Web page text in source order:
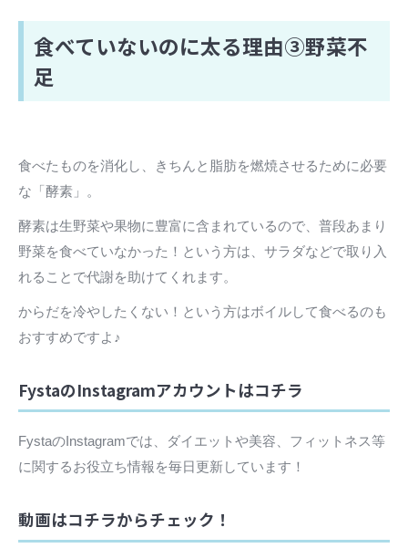
食べていないのに太る理由③野菜不
足
食べたものを消化し、きちんと脂肪を燃焼させるために必要
な「酵素」。
酵素は生野菜や果物に豊富に含まれているので、普段あまり
野菜を食べていなかった！という方は、サラダなどで取り入
れることで代謝を助けてくれます。
からだを冷やしたくない！という方はボイルして食べるのも
おすすめですよ♪
FystaのInstagramアカウントはコチラ
FystaのInstagramでは、ダイエットや美容、フィットネス等
に関するお役立ち情報を毎日更新しています！
動画はコチラからチェック！